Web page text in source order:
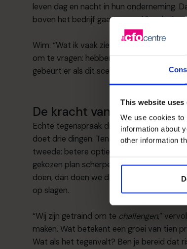
This website uses
We use cookies to
information about
other information
leven dag en nacht in hun onderneming.
boven het bedrijf gaan staan. Niet
Wim: “Wat ik vaak zie, is dat een
om te vragen: hebben we ook gekeken
gebeurt er als dit scenario niet uitkomt?
De kracht van
Echte tegenspraak draait niet om gelijk
doet drie dingen. Ten eerste:
tweede: betere opties ontdekken. Soms
gekozen plan scherper maken. Door
doen, dan doen we dat niet. Door vooraf
op slagen.
“Wij zijn getraind om te challengen,”
maken. Wat betekent een groei van tien
Wat als het tegenvalt? Ben je bereid dat